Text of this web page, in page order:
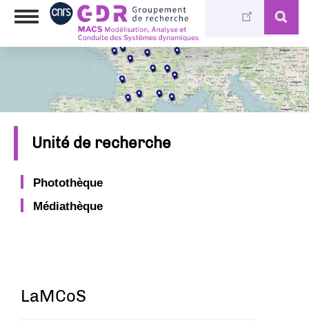
Aller
Toggle
Unité de recherche
Photothèque
Médiathèque
LaMCoS